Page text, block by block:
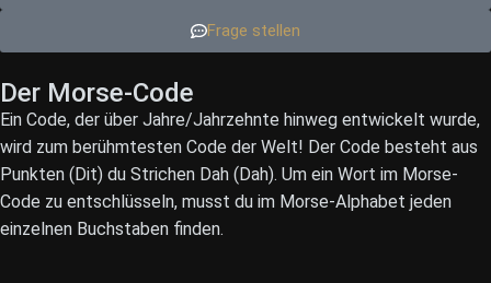
Frage stellen
Der Morse-Code
Ein Code, der über Jahre/Jahrzehnte hinweg entwickelt wurde,
wird zum berühmtesten Code der Welt! Der Code besteht aus
Punkten (Dit) du Strichen Dah (Dah). Um ein Wort im Morse-
Code zu entschlüsseln, musst du im Morse-Alphabet jeden
einzelnen Buchstaben finden.